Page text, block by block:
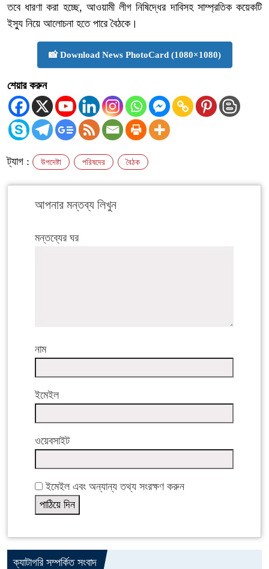
তবে ধারণা করা হচ্ছে, আওয়ামী লীগ নিষিদ্ধের দাবিসহ সাম্প্রতিক কয়েকটি
ইস্যু নিয়ে আলোচনা হতে পারে বৈঠকে।
📸 Download News PhotoCard (1080×1080)
শেয়ার করুন
ট্যাগ : উপদেষ্টা পরিষদের বৈঠক
আপনার মন্তব্য লিখুন
মন্তব্যের ঘর
নাম
ইমেইল
ওয়েবসাইট
ইমেইল এবং অন্যান্য তথ্য সংরক্ষণ করুন
ক্যাটাগরি সম্পর্কিত সংবাদ